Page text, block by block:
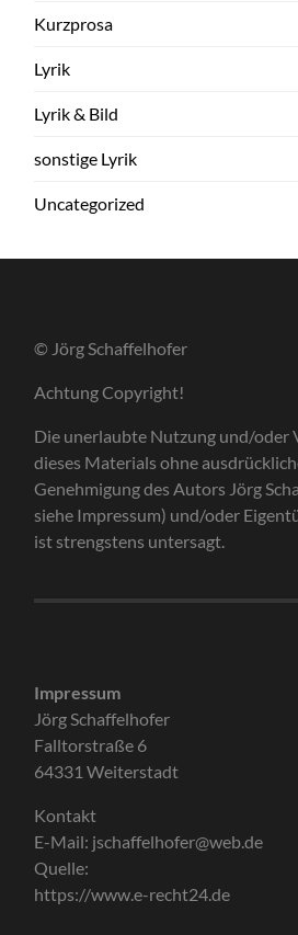
Kurzprosa
Lyrik
Lyrik & Bild
sonstige Lyrik
Uncategorized
© Jörg Schaffelhofer
Achtung Copyright!
Die unerlaubte Nutzung und/oder
dieses Materials ohne
Genehmigung des Autors Jörg
siehe Impressum) und/oder
ist strengstens untersagt.
Impressum
Jörg Schaffelhofer
Falltorstraße 6
64331 Weiterstadt
Kontakt
E-Mail: jschaffelhofer@web.de
Quelle:
https://www.e-recht24.de